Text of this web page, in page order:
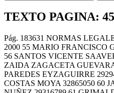
TEXTO PAGINA: 45
Pág. 183631 NORMAS
2000 55 MARIO FRANCISCO
56 SANTOS VICENTE
ZAIDA ZAGACETA
PAREDES EYZAGUIRRE
COSTAS MOYA 32865050 60